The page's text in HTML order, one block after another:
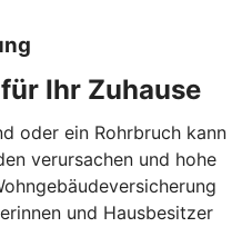
Ihr Zuhause
oder ein Rohrbruch kann
verursachen und hohe
und Hausbesitzer